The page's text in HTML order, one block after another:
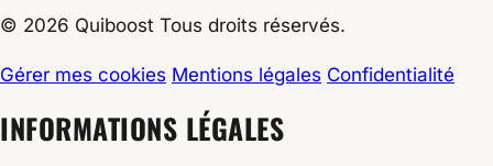
© 2026 Quiboost Tous droits réservés.
Gérer mes cookies Mentions légales Confidentialité
INFORMATIONS LÉGALES